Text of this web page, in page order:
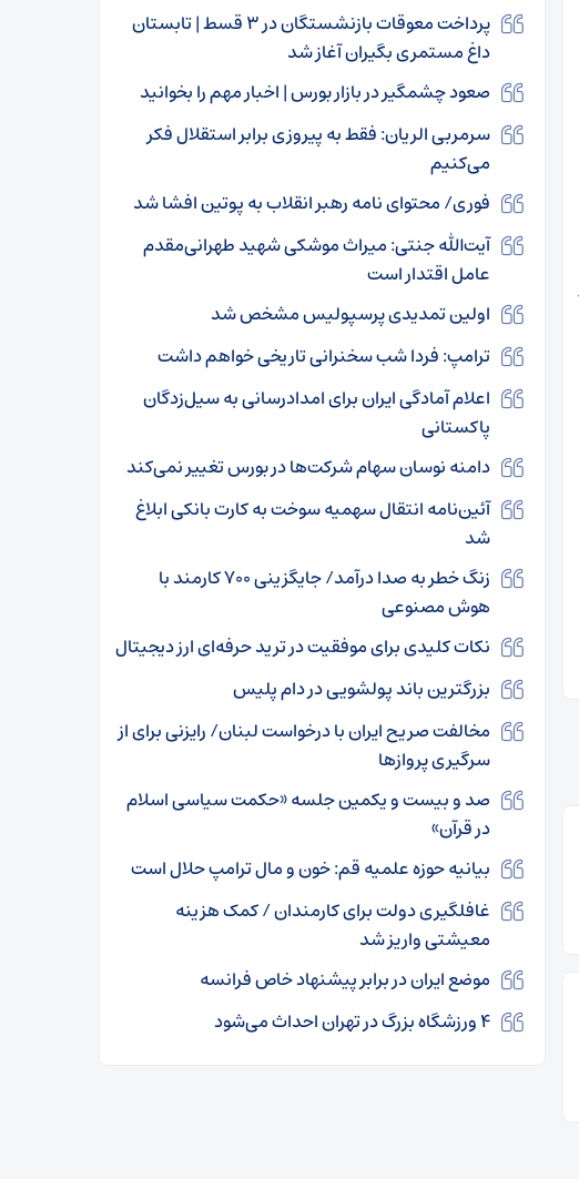
پرداخت معوقات بازنشستگان در ۳ قسط | تابستان
داغ مستمری بگیران آغاز شد
صعود چشمگیر در بازار بورس | اخبار مهم را بخوانید
سرمربی الریان: فقط به پیروزی برابر استقلال فکر
می‌کنیم
فوری/ محتوای نامه رهبر انقلاب به پوتین افشا شد
آیت‌الله جنتی: میراث موشکی شهید طهرانی‌مقدم
عامل اقتدار است
اولین تمدیدی پرسپولیس مشخص شد
ترامپ: فردا شب سخنرانی تاریخی خواهم داشت
اعلام آمادگی ایران برای امدادرسانی به سیل‌زدگان
پاکستانی
دامنه نوسان سهام شرکت‌ها در بورس تغییر نمی‌کند
آئین‌نامه انتقال سهمیه سوخت به کارت بانکی ابلاغ
شد
زنگ خطر به صدا درآمد/ جایگزینی ۷۰۰ کارمند با
هوش مصنوعی
نکات کلیدی برای موفقیت در ترید حرفه‌ای ارز دیجیتال
بزرگترین باند پولشویی در دام پلیس
مخالفت صریح ایران با درخواست لبنان/ رایزنی برای از
سرگیری پروازها
صد و بیست و یکمین جلسه «حکمت سیاسی اسلام
در قرآن»
بیانیه حوزه علمیه قم: خون و مال ترامپ حلال است
غافلگیری دولت برای کارمندان / کمک هزینه
معیشتی واریز شد
موضع ایران در برابر پیشنهاد خاص فرانسه
۴ ورزشگاه بزرگ در تهران احداث می‌شود